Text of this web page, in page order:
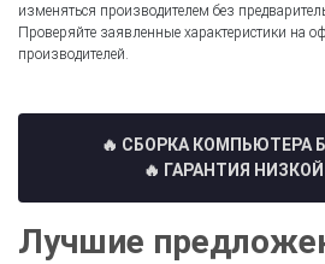
изменяться производителем без
Проверяйте заявленные характеристики на
производителей.
🔥 СБОРКА КОМПЬЮТЕРА
🔥 ГАРАНТИЯ
Лучшие